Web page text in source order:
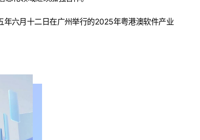
六月十二日在广州举行的2025年粤港澳软件产业